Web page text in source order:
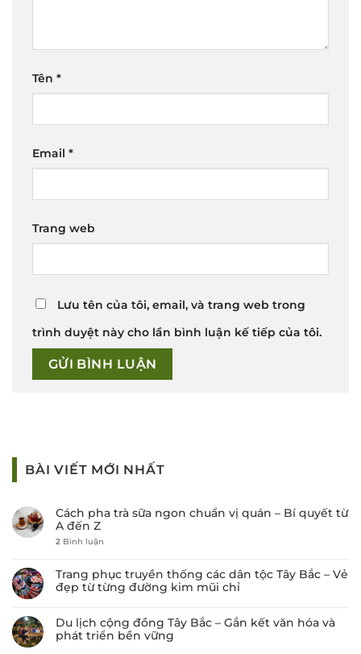
Tên *
Email *
Trang web
Lưu tên của tôi, email, và trang web trong
trình duyệt này cho lần bình luận kế tiếp của tôi.
BÀI VIẾT MỚI NHẤT
Cách pha trà sữa ngon chuẩn vị quán – Bí quyết từ
A đến Z
2 Bình luận
Trang phục truyền thống các dân tộc Tây Bắc – Vẻ
đẹp từ từng đường kim mũi chỉ
Du lịch cộng đồng Tây Bắc – Gắn kết văn hóa và
phát triển bền vững